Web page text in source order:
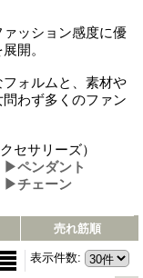
ッション感度に優
開。
ォルムと、素材や
わず多くのファン
セサリーズ）
▶ペンダント
▶チェーン
売れ筋順
表示件数: